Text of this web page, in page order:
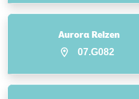
Aurora Reizen
07.G082